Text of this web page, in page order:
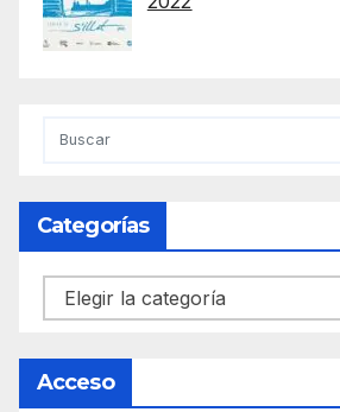
Categorías
Categorías
Acceso